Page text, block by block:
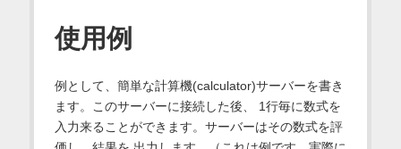
使用例
例として、簡単な計算機(calculator)サーバーを書き
ます。このサーバーに接続した後、 1行毎に数式を
入力来ることができます。サーバーはその数式を評